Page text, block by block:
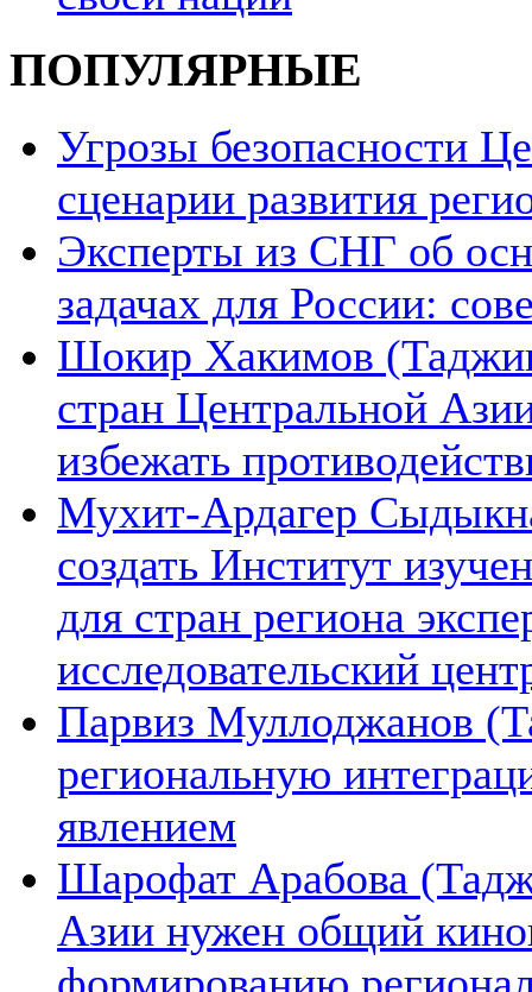
ПОПУЛЯРНЫЕ
Угрозы безопасности
сценарии развития
Эксперты из СНГ об
задачах для России:
Шокир Хакимов
стран Центральной
избежать
Мухит-Ардагер
создать Институт
для стран региона
исследовательский
Парвиз Муллоджанов
региональную
явлением
Шарофат Арабова
Азии нужен общий